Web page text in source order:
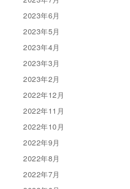
2023年6月
2023年5月
2023年4月
2023年3月
2023年2月
2022年12月
2022年11月
2022年10月
2022年9月
2022年8月
2022年7月